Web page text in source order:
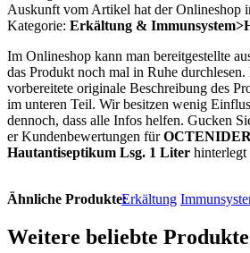
Auskunft vom Artikel hat der Onlineshop
Kategorie: Erkältung &
Im Onlineshop kann man bereitgestellte
das Produkt noch mal in Ruhe
vorbereitete originale Beschreibung des
im unteren Teil. Wir besitzen wenig
dennoch, dass alle Infos helfen. Gucken
er Kundenbewertungen für
Hautantiseptikum Lsg. 1 Liter hinterlegt
Ähnliche Produkte:Erkältung
Weitere beliebte Produkte